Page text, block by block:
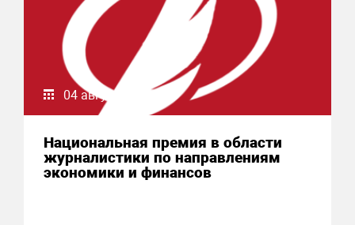
04 августа 2026
Национальная премия в области
журналистики по направлениям
экономики и финансов